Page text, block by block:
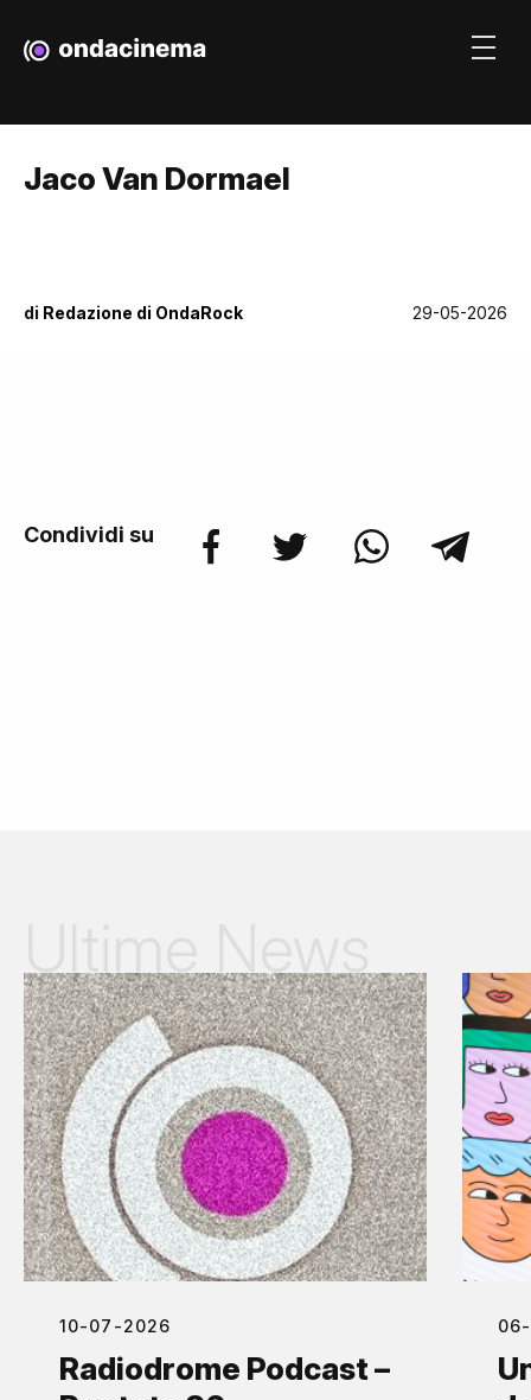
Jaco Van Dormael
di Redazione di OndaRock 29-05-2026
Condividi su
10-07-2026
Radiodrome Podcast –